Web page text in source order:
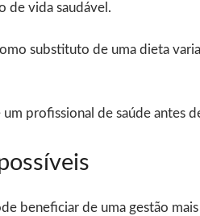
de vida saudável.
substituto de uma dieta
profissional de saúde antes
beneficiar de uma gestão